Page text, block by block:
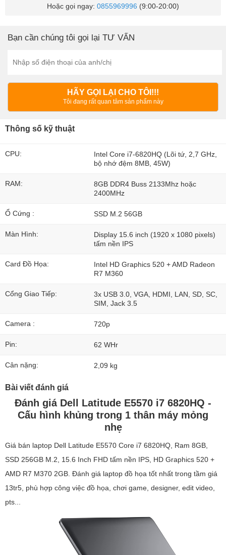
Hoặc gọi ngay: 0855969996 (9:00-20:00)
Bạn cần chúng tôi gọi lại TƯ VẤN
HÃY GỌI LẠI CHO TÔI!!!
Tôi đang rất quan tâm sản phẩm này
Thông số kỹ thuật
CPU:
Intel Core i7-6820HQ (Lõi tứ, 2,7 GHz,
bộ nhớ đệm 8MB, 45W)
RAM:
8GB DDR4 Buss 2133Mhz hoặc
2400MHz
Ổ Cứng : SSD M.2 56GB
Màn Hình:
Display 15.6 inch (1920 x 1080 pixels)
tấm nền IPS
Card Đồ Họa:
Intel HD Graphics 520 + AMD Radeon
R7 M360
Cổng Giao Tiếp:
3x USB 3.0, VGA, HDMI, LAN, SD, SC,
SIM, Jack 3.5
Camera : 720p
Pin: 62 WHr
Cân nặng: 2,09 kg
Bài viết đánh giá
Đánh giá Dell Latitude E5570 i7 6820HQ -
Cấu hình khủng trong 1 thân máy mỏng
nhẹ
Giá bán laptop Dell Latitude E5570 Core i7 6820HQ, Ram 8GB,
SSD 256GB M.2, 15.6 Inch FHD tấm nền IPS, HD Graphics 520 +
AMD R7 M370 2GB. Đánh giá laptop đồ họa tốt nhất trong tầm giá
13tr5, phù hợp công việc đồ họa, chơi game, designer, edit video,
pts...